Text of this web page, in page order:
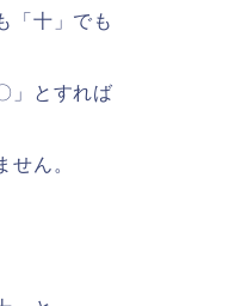
「十」でも
」とすれば
せん。